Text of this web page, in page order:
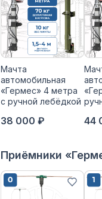
Мачта
автомобильная
«Гермес» 4 метра
с ручной лебёдкой
38 000 ₽ 44
Приёмники